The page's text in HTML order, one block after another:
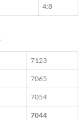
4:8
7123
7065
7054
7044